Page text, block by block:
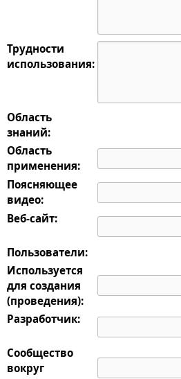
Трудности
использования:
Область
знаний:
Область
применения:
Поясняющее
видео:
Веб-сайт:
Пользователи:
Используется
для создания
(проведения):
Разработчик:
Сообщество
вокруг